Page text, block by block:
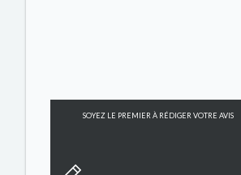
SOYEZ LE PREMIER À RÉDIGER VOTRE AVIS